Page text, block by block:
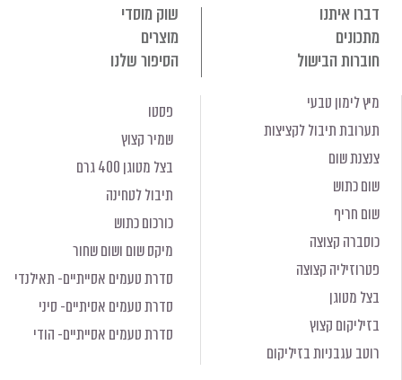
דברו איתנו
שוק מוסדי
מתכונים
מוצרים
חוברות הבישול
הסיפור שלנו
מיץ לימון טבעי
תערובת תיבול לקציצות
צנצנת שום
שום כתוש
שום חריף
כוסברה קצוצה
פטרוזיליה קצוצה
בצל מטוגן
בזיליקום קצוץ
רוטב עגבניות בזיליקום
פסטו
שמיר קצוץ
בצל מטוגן 400 גרם
תיבול לטחינה
כורכום כתוש
מיקס שום ושום שחור
סדרת טעמים אסייתיים- תאילנדי
סדרת טעמים אסיתיים- סיני
סדרת טעמים אסייתיים- הודי